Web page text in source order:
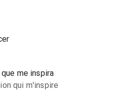
me inspira
qui m'inspire